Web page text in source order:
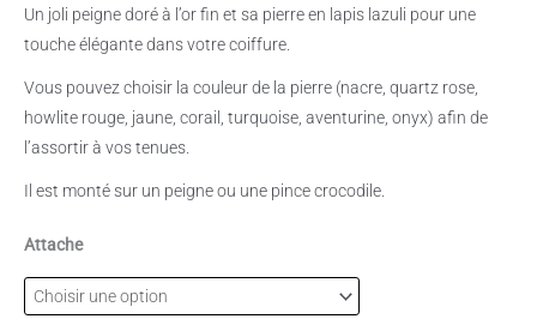
Un joli peigne doré à l’or fin et sa pierre en lapis lazuli pour une
touche élégante dans votre coiffure.
Vous pouvez choisir la couleur de la pierre (nacre, quartz rose,
howlite rouge, jaune, corail, turquoise, aventurine, onyx) afin de
l’assortir à vos tenues.
Il est monté sur un peigne ou une pince crocodile.
Attache